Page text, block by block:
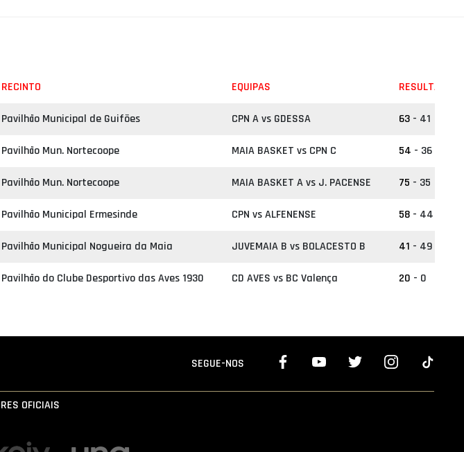
RECINTO EQUIPAS RESULTADO
Pavilhão Municipal de Guifões CPN A vs GDESSA 63 - 41
Pavilhão Mun. Nortecoope MAIA BASKET vs CPN C 54 - 36
Pavilhão Mun. Nortecoope MAIA BASKET A vs J. PACENSE 75 - 35
Pavilhão Municipal Ermesinde CPN vs ALFENENSE 58 - 44
Pavilhão Municipal Nogueira da Maia JUVEMAIA B vs BOLACESTO B 41 - 49
Pavilhão do Clube Desportivo das Aves 1930 CD AVES vs BC Valença 20 - 0
SEGUE-NOS
OFICIAIS